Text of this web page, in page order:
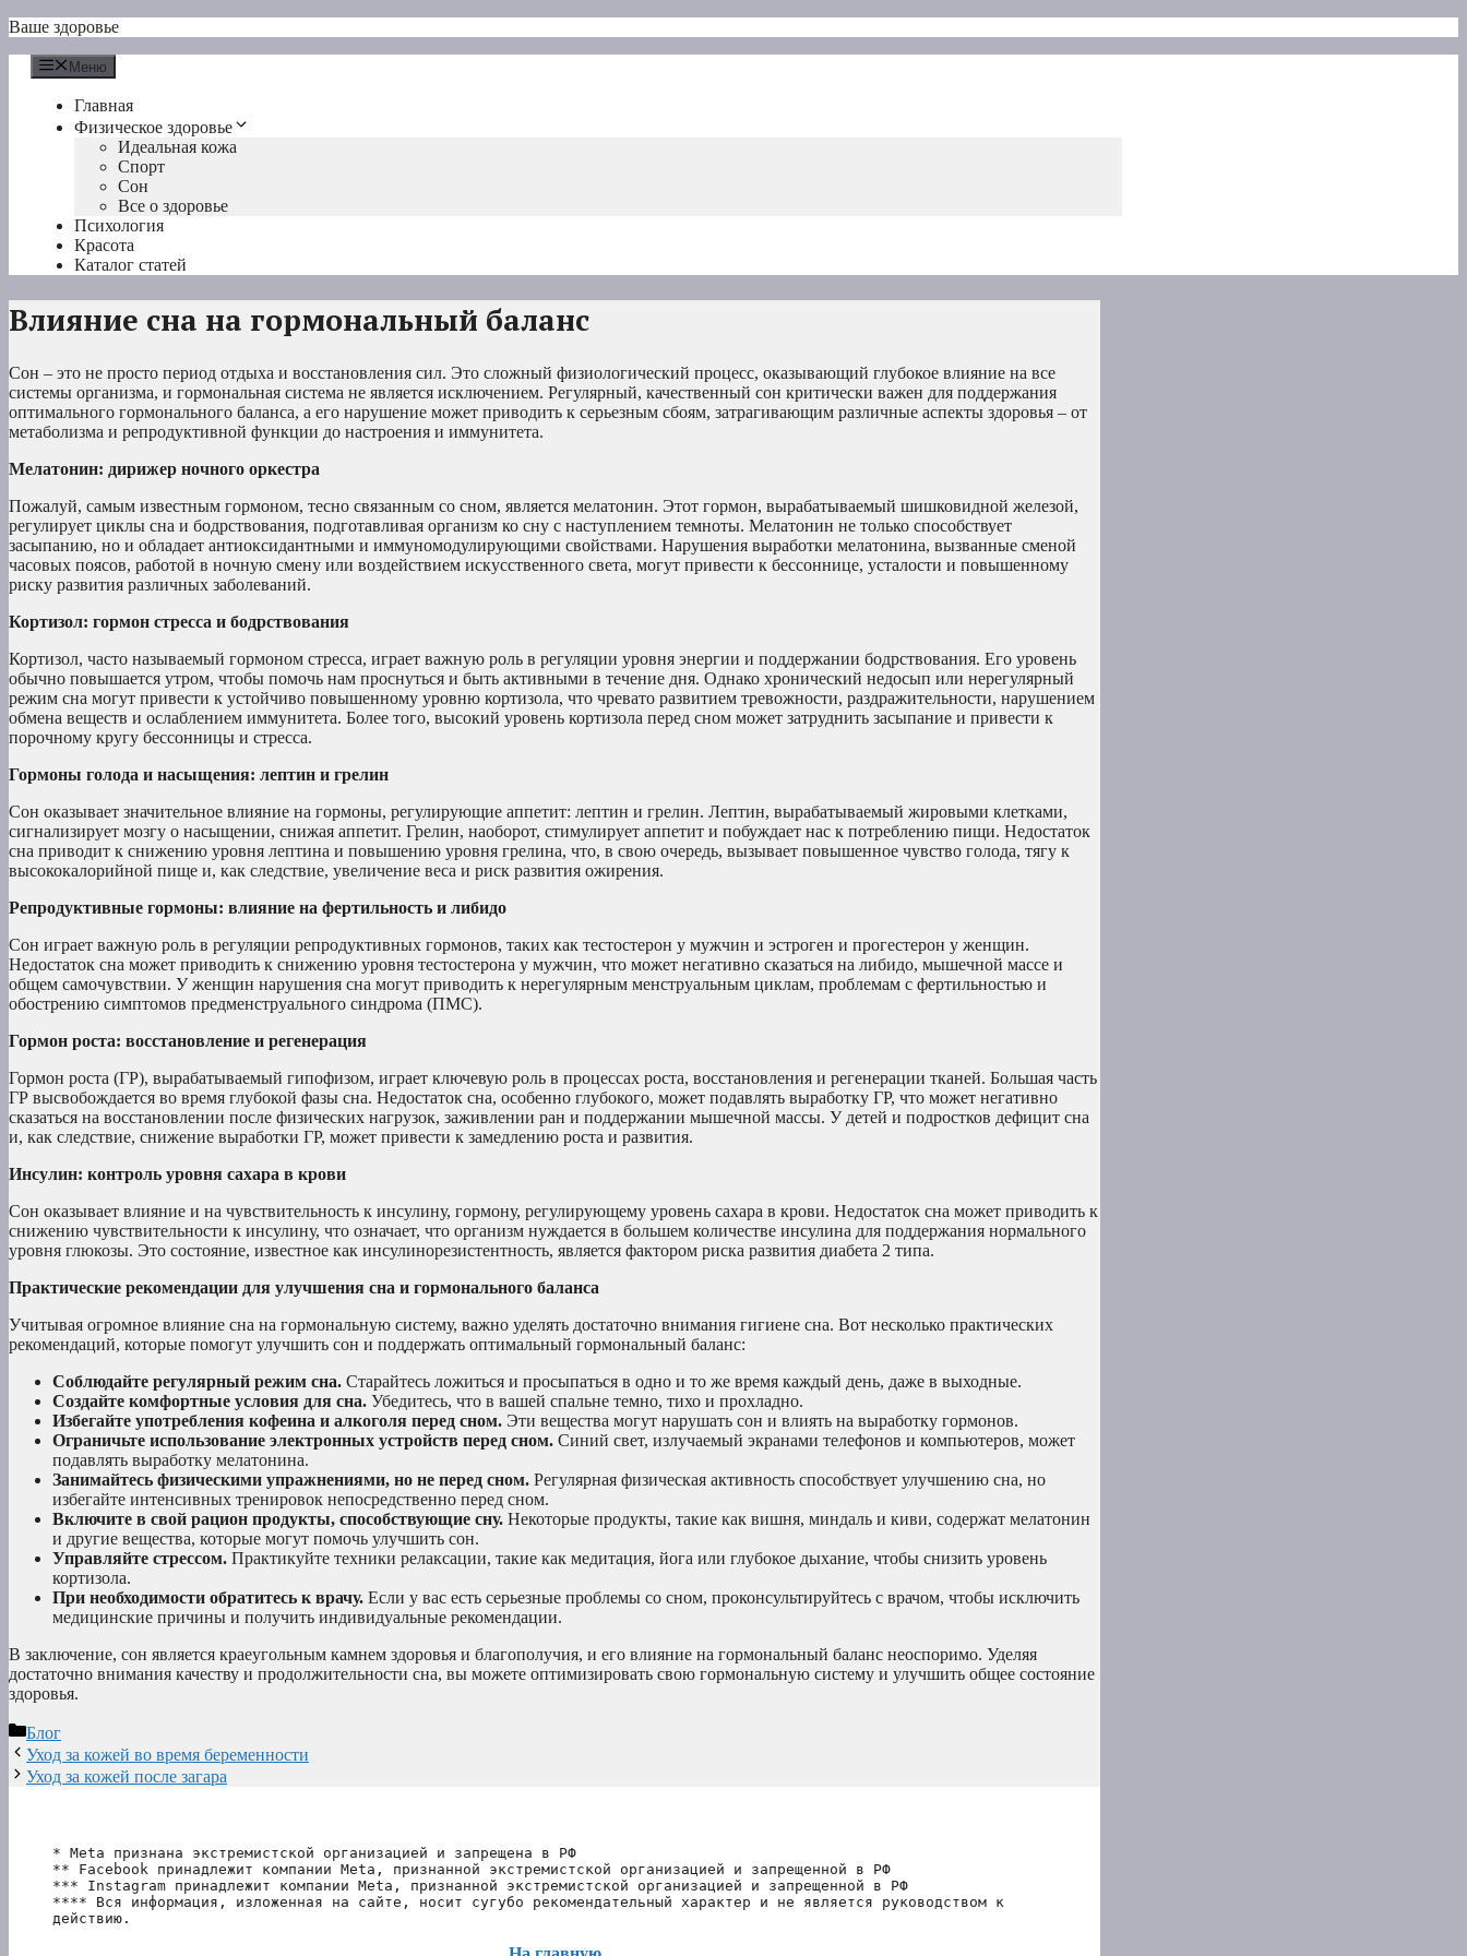
Перейти
содержимому
Ваше здоровье
Меню
Главная
Физическое здоровье
Идеальная кожа
Спорт
Сон
Все о здоровье
Психология
Красота
Каталог статей
Влияние сна на гормональный баланс
Сон – это не просто период отдыха и восстановления сил. Это сложный физиологический процесс, оказывающий глубокое влияние на все
системы организма, и гормональная система не является исключением. Регулярный, качественный сон критически важен для поддержания
оптимального гормонального баланса, а его нарушение может приводить к серьезным сбоям, затрагивающим различные аспекты здоровья – от
метаболизма и репродуктивной функции до настроения и иммунитета.
Мелатонин: дирижер ночного оркестра
Пожалуй, самым известным гормоном, тесно связанным со сном, является мелатонин. Этот гормон, вырабатываемый шишковидной железой,
регулирует циклы сна и бодрствования, подготавливая организм ко сну с наступлением темноты. Мелатонин не только способствует
засыпанию, но и обладает антиоксидантными и иммуномодулирующими свойствами. Нарушения выработки мелатонина, вызванные сменой
часовых поясов, работой в ночную смену или воздействием искусственного света, могут привести к бессоннице, усталости и повышенному
риску развития различных заболеваний.
Кортизол: гормон стресса и бодрствования
Кортизол, часто называемый гормоном стресса, играет важную роль в регуляции уровня энергии и поддержании бодрствования. Его уровень
обычно повышается утром, чтобы помочь нам проснуться и быть активными в течение дня. Однако хронический недосып или нерегулярный
режим сна могут привести к устойчиво повышенному уровню кортизола, что чревато развитием тревожности, раздражительности, нарушением
обмена веществ и ослаблением иммунитета. Более того, высокий уровень кортизола перед сном может затруднить засыпание и привести к
порочному кругу бессонницы и стресса.
Гормоны голода и насыщения: лептин и грелин
Сон оказывает значительное влияние на гормоны, регулирующие аппетит: лептин и грелин. Лептин, вырабатываемый жировыми клетками,
сигнализирует мозгу о насыщении, снижая аппетит. Грелин, наоборот, стимулирует аппетит и побуждает нас к потреблению пищи. Недостаток
сна приводит к снижению уровня лептина и повышению уровня грелина, что, в свою очередь, вызывает повышенное чувство голода, тягу к
высококалорийной пище и, как следствие, увеличение веса и риск развития ожирения.
Репродуктивные гормоны: влияние на фертильность и либидо
Сон играет важную роль в регуляции репродуктивных гормонов, таких как тестостерон у мужчин и эстроген и прогестерон у женщин.
Недостаток сна может приводить к снижению уровня тестостерона у мужчин, что может негативно сказаться на либидо, мышечной массе и
общем самочувствии. У женщин нарушения сна могут приводить к нерегулярным менструальным циклам, проблемам с фертильностью и
обострению симптомов предменструального синдрома (ПМС).
Гормон роста: восстановление и регенерация
Гормон роста (ГР), вырабатываемый гипофизом, играет ключевую роль в процессах роста, восстановления и регенерации тканей. Большая часть
ГР высвобождается во время глубокой фазы сна. Недостаток сна, особенно глубокого, может подавлять выработку ГР, что может негативно
сказаться на восстановлении после физических нагрузок, заживлении ран и поддержании мышечной массы. У детей и подростков дефицит сна
и, как следствие, снижение выработки ГР, может привести к замедлению роста и развития.
Инсулин: контроль уровня сахара в крови
Сон оказывает влияние и на чувствительность к инсулину, гормону, регулирующему уровень сахара в крови. Недостаток сна может приводить к
снижению чувствительности к инсулину, что означает, что организм нуждается в большем количестве инсулина для поддержания нормального
уровня глюкозы. Это состояние, известное как инсулинорезистентность, является фактором риска развития диабета 2 типа.
Практические рекомендации для улучшения сна и гормонального баланса
Учитывая огромное влияние сна на гормональную систему, важно уделять достаточно внимания гигиене сна. Вот несколько практических
рекомендаций, которые помогут улучшить сон и поддержать оптимальный гормональный баланс:
Соблюдайте регулярный режим сна. Старайтесь ложиться и просыпаться в одно и то же время каждый день, даже в выходные.
Создайте комфортные условия для сна. Убедитесь, что в вашей спальне темно, тихо и прохладно.
Избегайте употребления кофеина и алкоголя перед сном. Эти вещества могут нарушать сон и влиять на выработку гормонов.
Ограничьте использование электронных устройств перед сном. Синий свет, излучаемый экранами телефонов и компьютеров, может
подавлять выработку мелатонина.
Занимайтесь физическими упражнениями, но не перед сном. Регулярная физическая активность способствует улучшению сна, но
избегайте интенсивных тренировок непосредственно перед сном.
Включите в свой рацион продукты, способствующие сну. Некоторые продукты, такие как вишня, миндаль и киви, содержат мелатонин
и другие вещества, которые могут помочь улучшить сон.
Управляйте стрессом. Практикуйте техники релаксации, такие как медитация, йога или глубокое дыхание, чтобы снизить уровень
кортизола.
При необходимости обратитесь к врачу. Если у вас есть серьезные проблемы со сном, проконсультируйтесь с врачом, чтобы исключить
медицинские причины и получить индивидуальные рекомендации.
В заключение, сон является краеугольным камнем здоровья и благополучия, и его влияние на гормональный баланс неоспоримо. Уделяя
достаточно внимания качеству и продолжительности сна, вы можете оптимизировать свою гормональную систему и улучшить общее состояние
здоровья.
Рубрики
Блог
Уход за кожей во время беременности
Уход за кожей после загара
* Meta признана экстремистской организацией и запрещена в РФ
** Facebook принадлежит компании Meta, признанной экстремистской организацией и запрещенной в РФ
*** Instagram принадлежит компании Meta, признанной экстремистской организацией и запрещенной в РФ
**** Вся информация, изложенная на сайте, носит сугубо рекомендательный характер и не является руководством к
действию.